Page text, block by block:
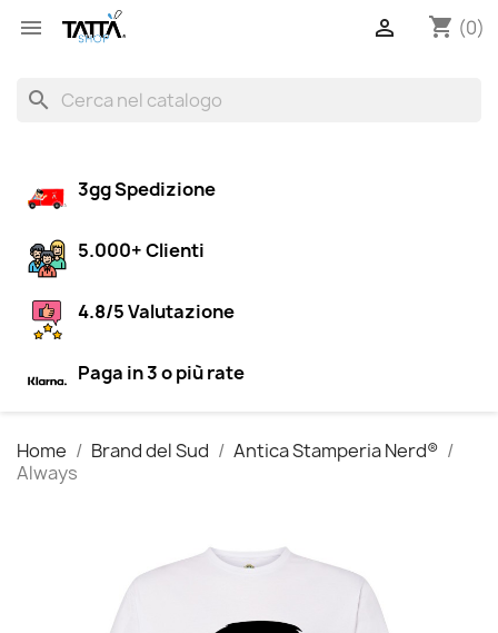
 shopping_cart (0)

search
3gg Spedizione
5.000+ Clienti
4.8/5 Valutazione
Paga in 3 o più rate
Home Brand del Sud
Antica Stamperia Nerd®
Always